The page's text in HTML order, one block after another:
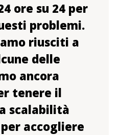
ore su 24 per
problemi.
riusciti a
delle
ancora
tenere il
scalabilità
accogliere